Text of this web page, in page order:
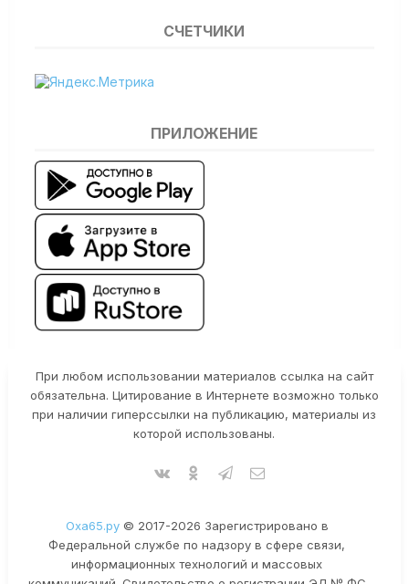
СЧЕТЧИКИ
ПРИЛОЖЕНИЕ
При любом использовании материалов ссылка на сайт
обязательна. Цитирование в Интернете возможно только
при наличии гиперссылки на публикацию, материалы из
которой использованы.
Оха65.ру© 2017-2026 Зарегистрировано в
Федеральной службе по надзору в сфере связи,
информационных технологий и массовых